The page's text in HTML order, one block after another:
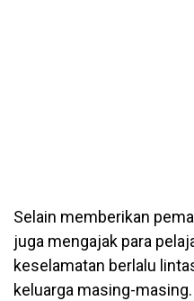
Selain memberikan
juga mengajak para
keselamatan berlalu
keluarga masing-masing.